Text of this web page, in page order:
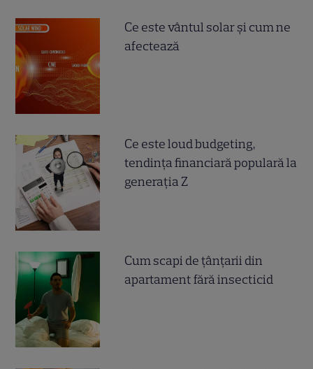
Ce este vântul solar și cum ne
afectează
Ce este loud budgeting,
tendința financiară populară la
generația Z
Cum scapi de țânțarii din
apartament fără insecticid